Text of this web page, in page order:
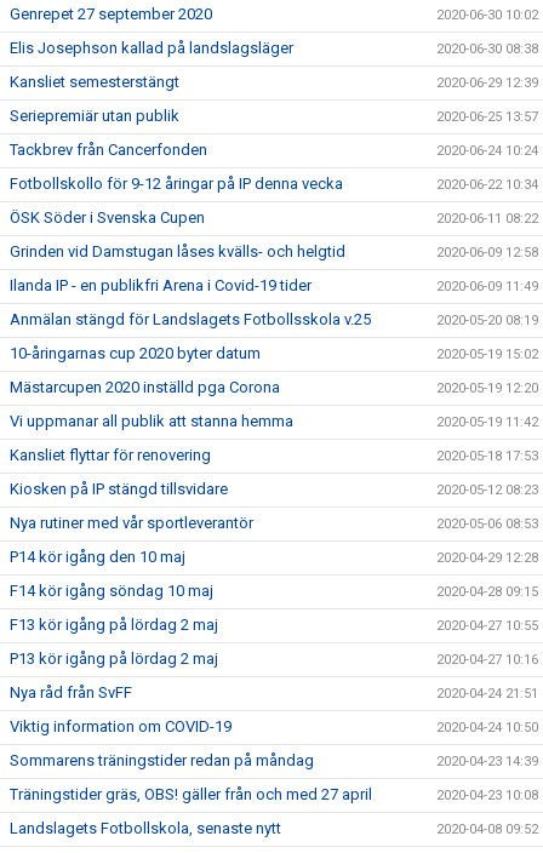
Genrepet 27 september 2020 2020-06-30 10:02
Elis Josephson kallad på landslagsläger 2020-06-30 08:38
Kansliet semesterstängt 2020-06-29 12:39
Seriepremiär utan publik 2020-06-25 13:57
Tackbrev från Cancerfonden 2020-06-24 10:24
Fotbollskollo för 9-12 åringar på IP denna vecka 2020-06-22 10:34
ÖSK Söder i Svenska Cupen 2020-06-11 08:22
Grinden vid Damstugan låses kvälls- och helgtid 2020-06-09 12:58
Ilanda IP - en publikfri Arena i Covid-19 tider 2020-06-09 11:49
Anmälan stängd för Landslagets Fotbollsskola v.25 2020-05-20 08:19
10-åringarnas cup 2020 byter datum 2020-05-19 15:02
Mästarcupen 2020 inställd pga Corona 2020-05-19 12:20
Vi uppmanar all publik att stanna hemma 2020-05-19 11:42
Kansliet flyttar för renovering 2020-05-18 17:53
Kiosken på IP stängd tillsvidare 2020-05-12 08:23
Nya rutiner med vår sportleverantör 2020-05-06 08:53
P14 kör igång den 10 maj 2020-04-29 12:28
F14 kör igång söndag 10 maj 2020-04-28 09:15
F13 kör igång på lördag 2 maj 2020-04-27 10:55
P13 kör igång på lördag 2 maj 2020-04-27 10:16
Nya råd från SvFF 2020-04-24 21:51
Viktig information om COVID-19 2020-04-24 10:50
Sommarens träningstider redan på måndag 2020-04-23 14:39
Träningstider gräs, OBS! gäller från och med 27 april 2020-04-23 10:08
Landslagets Fotbollskola, senaste nytt 2020-04-08 09:52